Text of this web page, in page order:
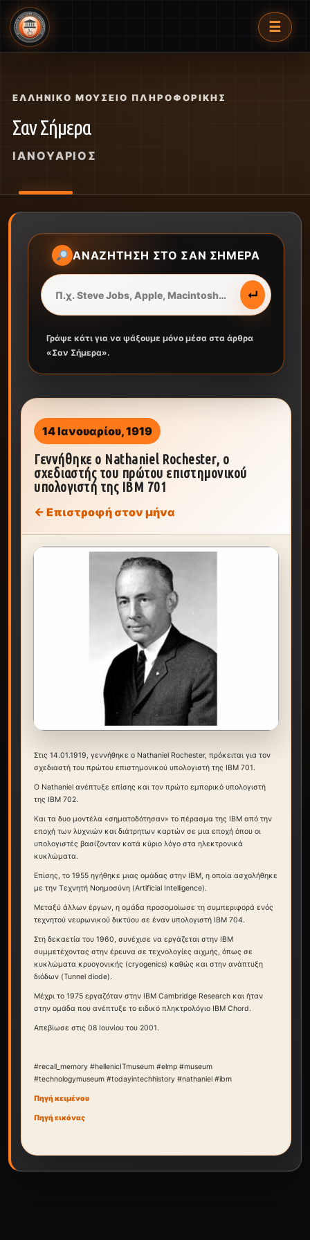
☰
ΕΛΛΗΝΙΚΌ ΜΟΥΣΕΊΟ ΠΛΗΡΟΦΟΡΙΚΉΣ
Σαν Σήμερα
ΙΑΝΟΥΆΡΙΟΣ
ΑΝΑΖΉΤΗΣΗ ΣΤΟ ΣΑΝ ΣΉΜΕΡΑ
↵
Γράψε κάτι για να ψάξουμε μόνο μέσα στα άρθρα
«Σαν Σήμερα».
14 Ιανουαρίου, 1919
Γεννήθηκε ο Nathaniel Rochester, ο
σχεδιαστής του πρώτου επιστημονικού
υπολογιστή της IBM 701
← Επιστροφή στον μήνα
Στις 14.01.1919, γεννήθηκε ο Nathaniel Rochester, πρόκειται για τον
σχεδιαστή του πρώτου επιστημονικού υπολογιστή της IBM 701.
Ο Nathaniel ανέπτυξε επίσης και τον πρώτο εμπορικό υπολογιστή
της IBM 702.
Και τα δυο μοντέλα «σηματοδότησαν» το πέρασμα της IBM από την
εποχή των λυχνιών και διάτρητων καρτών σε μια εποχή όπου οι
υπολογιστές βασίζονταν κατά κύριο λόγο στα ηλεκτρονικά
κυκλώματα.
Επίσης, το 1955 ηγήθηκε μιας ομάδας στην IBM, η οποία ασχολήθηκε
με την Τεχνητή Νοημοσύνη (Artificial Intelligence).
Μεταξύ άλλων έργων, η ομάδα προσομοίωσε τη συμπεριφορά ενός
τεχνητού νευρωνικού δικτύου σε έναν υπολογιστή IBM 704.
Στη δεκαετία του 1960, συνέχισε να εργάζεται στην IBM
συμμετέχοντας στην έρευνα σε τεχνολογίες αιχμής, όπως σε
κυκλώματα κρυογονικής (cryogenics) καθώς και στην ανάπτυξη
διόδων (Tunnel diode).
Μέχρι το 1975 εργαζόταν στην IBM Cambridge Research και ήταν
στην ομάδα που ανέπτυξε το ειδικό πληκτρολόγιο IBM Chord.
Απεβίωσε στις 08 Ιουνίου του 2001.
#recall_memory #hellenicITmuseum #elmp #museum
#technologymuseum #todayintechhistory #nathaniel #ibm
Πηγή κειμένου
Πηγή εικόνας